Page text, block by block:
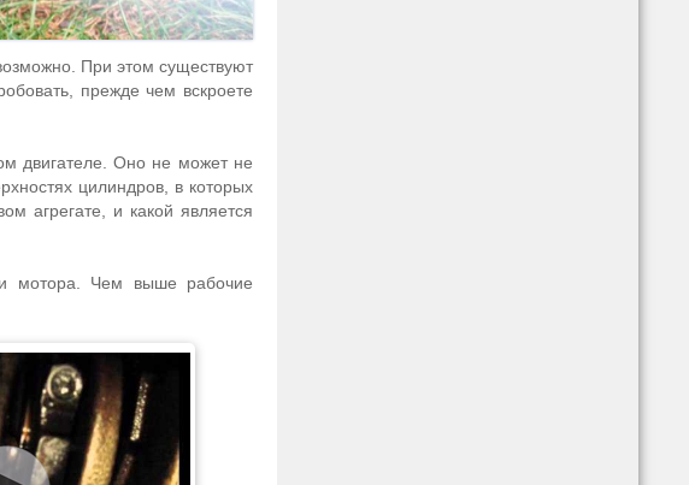
При этом существуют
прежде чем вскроете
двигателе. Оно не может не
цилиндров, в которых
агрегате, и какой является
мотора. Чем выше рабочие